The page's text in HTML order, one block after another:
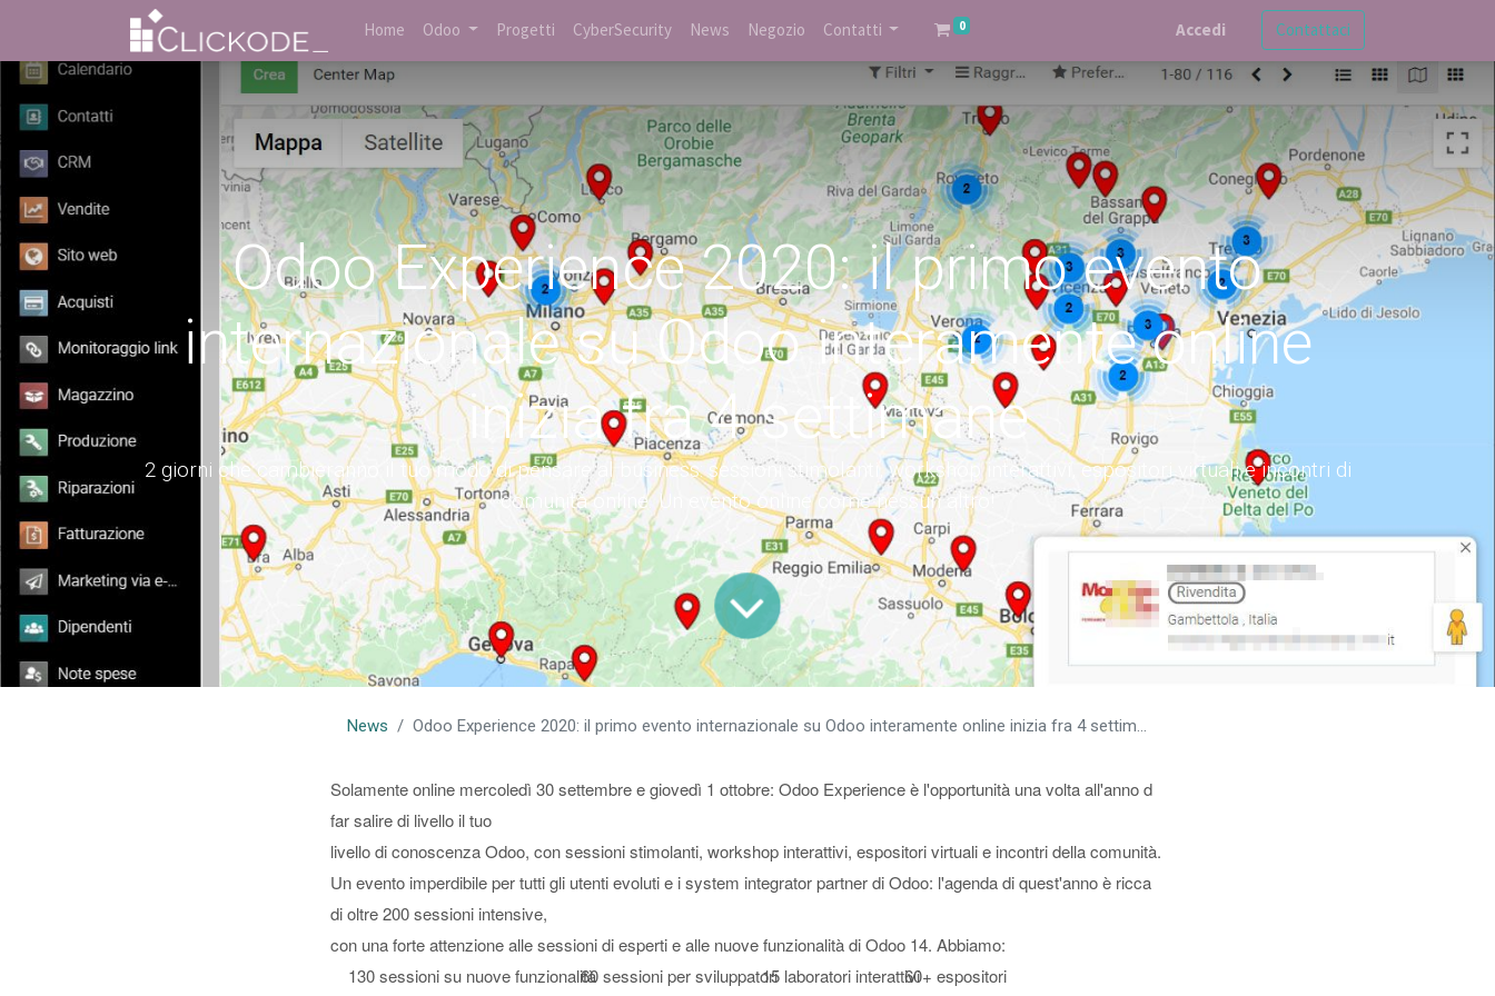
Home Odoo Progetti CyberSecurity News Negozio Contatti 0 Accedi Contattaci
Odoo Experience 2020: il primo evento
internazionale su Odoo interamente online
inizia fra 4 settimane
2 giorni che cambieranno il tuo modo di pensare al business: sessioni stimolanti, workshop interattivi, espositori virtuali e incontri di
comunità online. Un evento online come nessun altro!
News Odoo Experience 2020: il primo evento internazionale su Odoo interamente online inizia fra 4 settimane
Solamente online mercoledì 30 settembre e giovedì 1 ottobre: Odoo Experience è l'opportunità una volta all'anno d
far salire di livello il tuo
livello di conoscenza Odoo, con sessioni stimolanti, workshop interattivi, espositori virtuali e incontri della comunità.
Un evento imperdibile per tutti gli utenti evoluti e i system integrator partner di Odoo: l'agenda di quest'anno è ricca
di oltre 200 sessioni intensive,
con una forte attenzione alle sessioni di esperti e alle nuove funzionalità di Odoo 14. Abbiamo:
130 sessioni su nuove funzionalità60 sessioni per sviluppatori15 laboratori interattivi60+ espositori